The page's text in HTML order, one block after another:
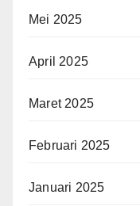
Mei 2025
April 2025
Maret 2025
Februari 2025
Januari 2025